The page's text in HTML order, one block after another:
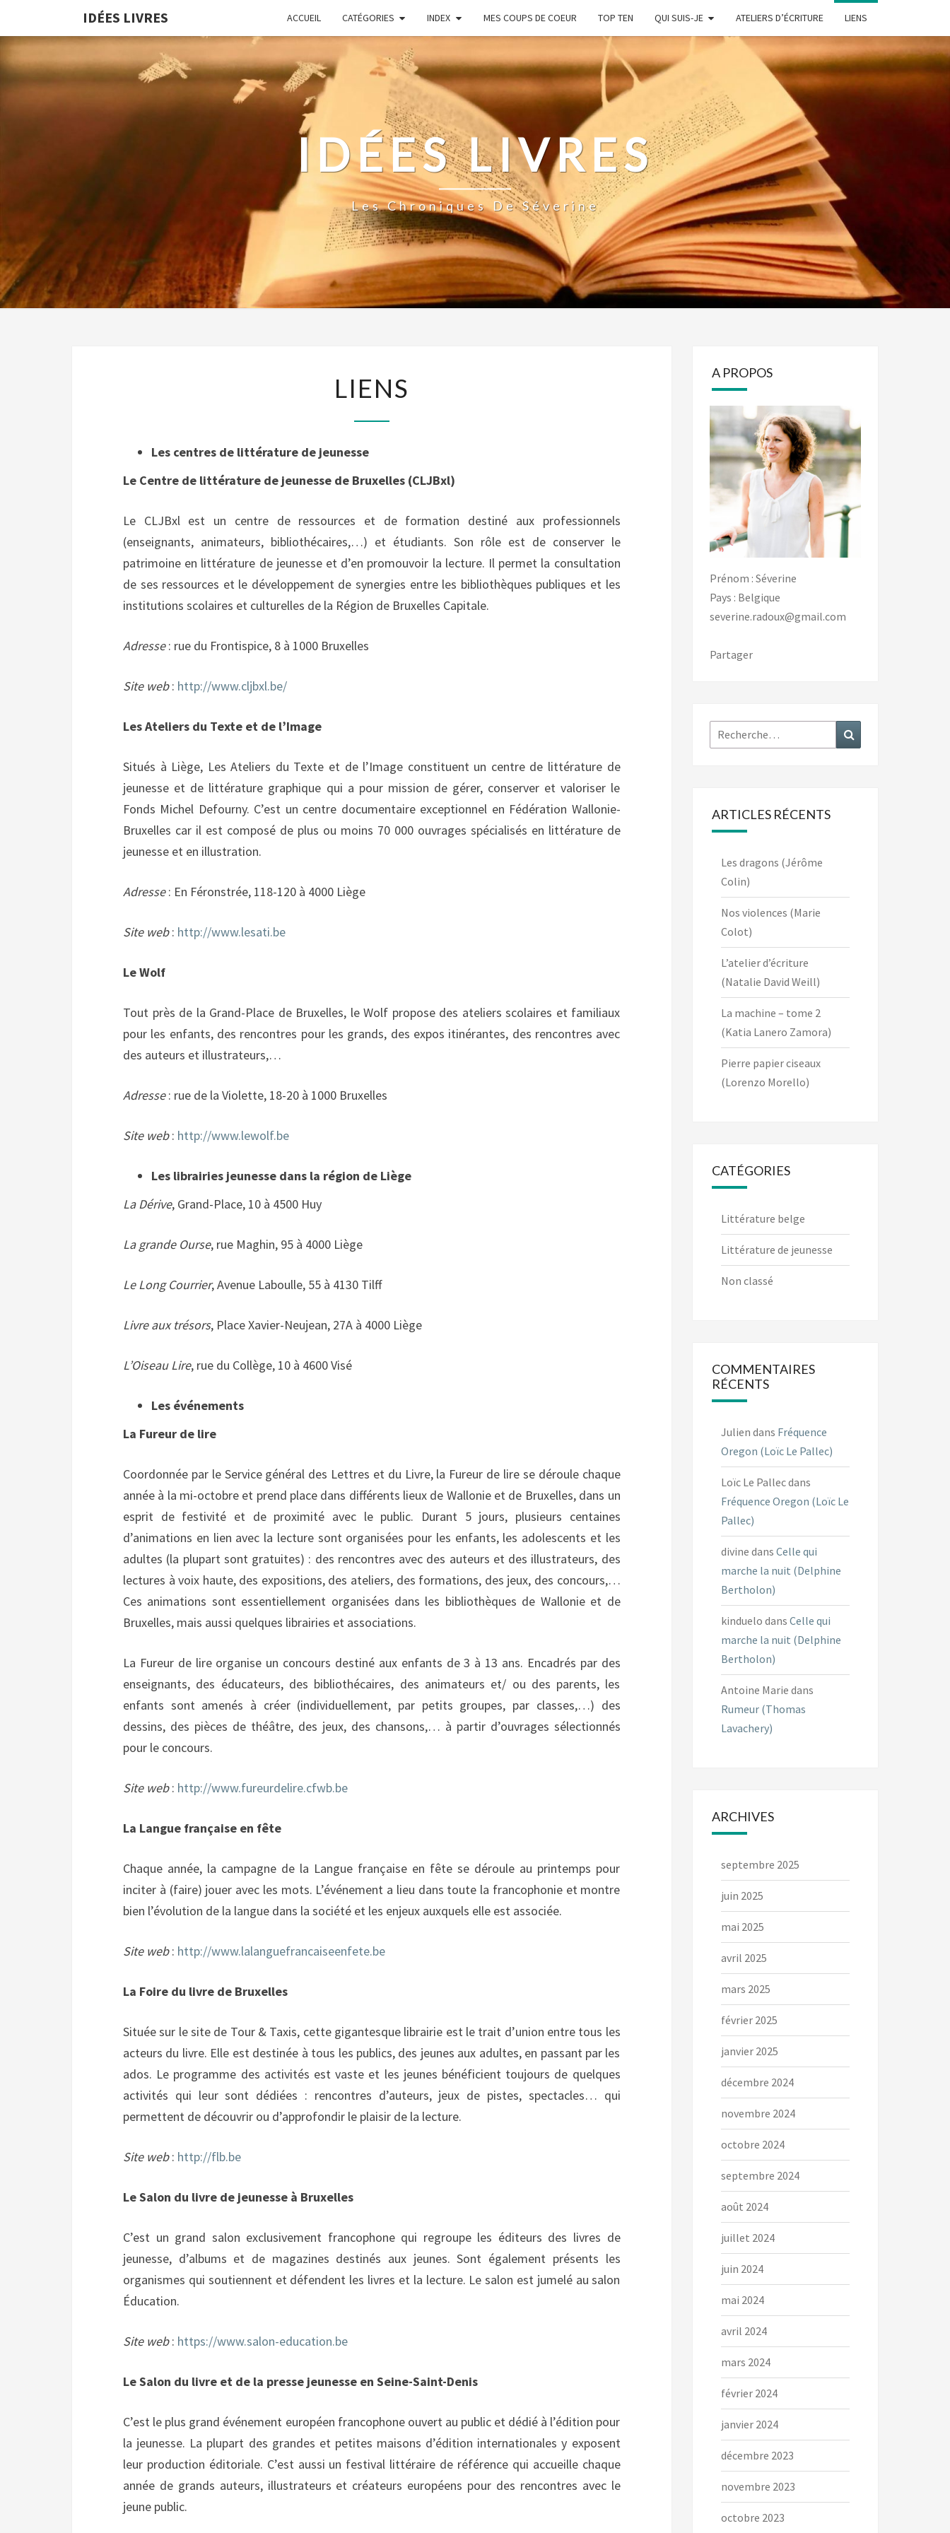
IDÉES LIVRES ACCUEIL CATÉGORIES INDEX MES COUPS DE COEUR TOP TEN QUI SUIS-JE ATELIERS D’ÉCRITURE LIENS
IDÉES LIVRES
Les Chroniques De Séverine
LIENS
Les centres de littérature de jeunesse
Le Centre de littérature de jeunesse de Bruxelles (CLJBxl)
Le CLJBxl est un centre de ressources et de formation destiné aux professionnels
(enseignants, animateurs, bibliothécaires,…) et étudiants. Son rôle est de conserver le
patrimoine en littérature de jeunesse et d’en promouvoir la lecture. Il permet la consultation
de ses ressources et le développement de synergies entre les bibliothèques publiques et les
institutions scolaires et culturelles de la Région de Bruxelles Capitale.
Adresse: rue du Frontispice, 8 à 1000 Bruxelles
Site web: http://www.cljbxl.be/
Les Ateliers du Texte et de l’Image
Situés à Liège, Les Ateliers du Texte et de l’Image constituent un centre de littérature de
jeunesse et de littérature graphique qui a pour mission de gérer, conserver et valoriser le
Fonds Michel Defourny. C’est un centre documentaire exceptionnel en Fédération Wallonie-
Bruxelles car il est composé de plus ou moins 70 000 ouvrages spécialisés en littérature de
jeunesse et en illustration.
Adresse: En Féronstrée, 118-120 à 4000 Liège
Site web: http://www.lesati.be
Le Wolf
Tout près de la Grand-Place de Bruxelles, le Wolf propose des ateliers scolaires et familiaux
pour les enfants, des rencontres pour les grands, des expos itinérantes, des rencontres avec
des auteurs et illustrateurs,…
Adresse: rue de la Violette, 18-20 à 1000 Bruxelles
Site web: http://www.lewolf.be
Les librairies jeunesse dans la région de Liège
La Dérive, Grand-Place, 10 à 4500 Huy
La grande Ourse, rue Maghin, 95 à 4000 Liège
Le Long Courrier, Avenue Laboulle, 55 à 4130 Tilff
Livre aux trésors, Place Xavier-Neujean, 27A à 4000 Liège
L’Oiseau Lire, rue du Collège, 10 à 4600 Visé
Les événements
La Fureur de lire
Coordonnée par le Service général des Lettres et du Livre, la Fureur de lire se déroule chaque
année à la mi-octobre et prend place dans différents lieux de Wallonie et de Bruxelles, dans un
esprit de festivité et de proximité avec le public. Durant 5 jours, plusieurs centaines
d’animations en lien avec la lecture sont organisées pour les enfants, les adolescents et les
adultes (la plupart sont gratuites) : des rencontres avec des auteurs et des illustrateurs, des
lectures à voix haute, des expositions, des ateliers, des formations, des jeux, des concours,…
Ces animations sont essentiellement organisées dans les bibliothèques de Wallonie et de
Bruxelles, mais aussi quelques librairies et associations.
La Fureur de lire organise un concours destiné aux enfants de 3 à 13 ans. Encadrés par des
enseignants, des éducateurs, des bibliothécaires, des animateurs et/ ou des parents, les
enfants sont amenés à créer (individuellement, par petits groupes, par classes,…) des
dessins, des pièces de théâtre, des jeux, des chansons,… à partir d’ouvrages sélectionnés
pour le concours.
Site web: http://www.fureurdelire.cfwb.be
La Langue française en fête
Chaque année, la campagne de la Langue française en fête se déroule au printemps pour
inciter à (faire) jouer avec les mots. L’événement a lieu dans toute la francophonie et montre
bien l’évolution de la langue dans la société et les enjeux auxquels elle est associée.
Site web: http://www.lalanguefrancaiseenfete.be
La Foire du livre de Bruxelles
Située sur le site de Tour & Taxis, cette gigantesque librairie est le trait d’union entre tous les
acteurs du livre. Elle est destinée à tous les publics, des jeunes aux adultes, en passant par les
ados. Le programme des activités est vaste et les jeunes bénéficient toujours de quelques
activités qui leur sont dédiées : rencontres d’auteurs, jeux de pistes, spectacles… qui
permettent de découvrir ou d’approfondir le plaisir de la lecture.
Site web: http://flb.be
Le Salon du livre de jeunesse à Bruxelles
C’est un grand salon exclusivement francophone qui regroupe les éditeurs des livres de
jeunesse, d’albums et de magazines destinés aux jeunes. Sont également présents les
organismes qui soutiennent et défendent les livres et la lecture. Le salon est jumelé au salon
Éducation.
Site web: https://www.salon-education.be
Le Salon du livre et de la presse jeunesse en Seine-Saint-Denis
C’est le plus grand événement européen francophone ouvert au public et dédié à l’édition pour
la jeunesse. La plupart des grandes et petites maisons d’édition internationales y exposent
leur production éditoriale. C’est aussi un festival littéraire de référence qui accueille chaque
année de grands auteurs, illustrateurs et créateurs européens pour des rencontres avec le
jeune public.
A PROPOS
Prénom : Séverine
Pays : Belgique
severine.radoux@gmail.com
Partager
Rechercher :
ARTICLES RÉCENTS
Les dragons (Jérôme
Colin)
Nos violences (Marie
Colot)
L’atelier d’écriture
(Natalie David Weill)
La machine – tome 2
(Katia Lanero Zamora)
Pierre papier ciseaux
(Lorenzo Morello)
CATÉGORIES
Littérature belge
Littérature de jeunesse
Non classé
COMMENTAIRES
RÉCENTS
Julien dans Fréquence
Oregon (Loïc Le Pallec)
Loïc Le Pallecdans
Fréquence Oregon (Loïc Le
Pallec)
divine dans Celle qui
marche la nuit (Delphine
Bertholon)
kinduelo dans Celle qui
marche la nuit (Delphine
Bertholon)
Antoine Marie dans
Rumeur (Thomas
Lavachery)
ARCHIVES
septembre 2025
juin 2025
mai 2025
avril 2025
mars 2025
février 2025
janvier 2025
décembre 2024
novembre 2024
octobre 2024
septembre 2024
août 2024
juillet 2024
juin 2024
mai 2024
avril 2024
mars 2024
février 2024
janvier 2024
décembre 2023
novembre 2023
octobre 2023